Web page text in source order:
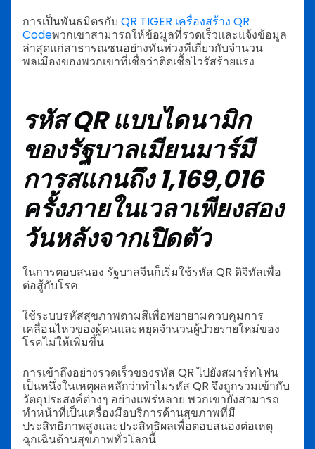
การเป็นพันธมิตรกับ QR TIGER เครื่องสร้าง QR
Codeพวกเขาสามารถให้ข้อมูลที่รวดเร็วและแจ้งข้อมูล
ล่าสุดแก่สาธารณชนอย่างทันท่วงทีเกี่ยวกับจำนวน
พลเมืองของพวกเขาที่เชื่อว่าติดเชื้อไวรัสร้ายแรง
รหัส QR แบบไดนามิก
ของรัฐบาลเมียนมาร์มี
การสแกนถึง 1,169,016
ครั้งภายในเวลาเพียงสอง
วันหลังจากเปิดตัว
ในการตอบสนอง รัฐบาลจีนก็เริ่มใช้รหัส QR ดิจิทัลเพื่อ
ต่อสู้กับโรค
ใช้ระบบรหัสสุขภาพตามสีเพื่อพยายามควบคุมการ
เคลื่อนไหวของผู้คนและหยุดจำนวนผู้ป่วยรายใหม่ของ
โรคไม่ให้เพิ่มขึ้น
การเข้าถึงอย่างรวดเร็วของรหัส QR ไปยังสมาร์ทโฟน
เป็นหนึ่งในเหตุผลหลักว่าทำไมรหัส QR จึงถูกรวมเข้ากับ
วัตถุประสงค์ต่างๆ อย่างแพร่หลาย พวกเขายังสามารถ
ทำหน้าที่เป็นเครื่องมือบริการด้านสุขภาพที่มี
ประสิทธิภาพสูงและประสิทธิผลเพื่อตอบสนองต่อเหตุ
ฉุกเฉินด้านสุขภาพทั่วโลกนี้